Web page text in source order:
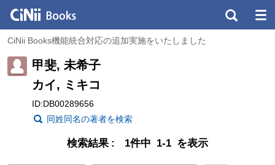
CiNii Books機能統合対応の追加実施をいたしました
甲斐, 未希子
カイ, ミキコ
ID:DB00289656
同姓同名の著者を検索
検索結果 1件中 1-1 を表示